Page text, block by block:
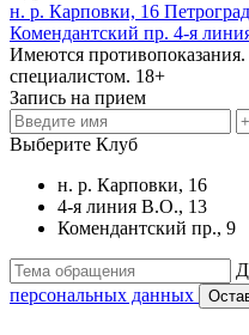
н. р. Карповки, 16
Комендантский пр. 4-я
Имеются противопоказания.
специалистом. 18+
Запись на прием
Выберите Клуб
н. р. Карповки, 16
4-я линия В.О., 13
Комендантский пр., 9
персональных данных